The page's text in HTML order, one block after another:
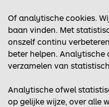
Of analytische cookies.
baan vinden. Met
onszelf continu
beter helpen. Analytische
verzamelen van
Analytische ofwel
op gelijke wijze, over alle